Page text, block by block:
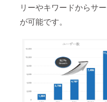
リーやキワードからサ
が可能です。